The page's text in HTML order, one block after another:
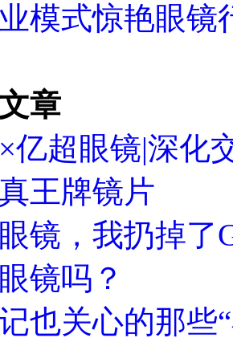
模式惊艳眼
章
亿超眼镜|深化
王牌镜片
镜，我扔掉了
镜吗？
也关心的那些